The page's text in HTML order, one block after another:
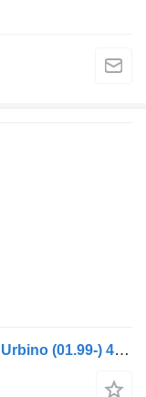
Главный тормозной кран WABCO Urbino (01.99-) 4802020040 для автобуса Solaris Urbino, Alpino, Vacanza (1999-)